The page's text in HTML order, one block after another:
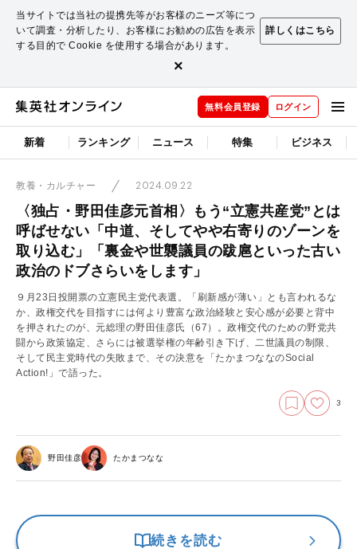
当サイトでは当社の提携先等がお客様のニーズ等につ
いて調査・分析したり、お客様にお勧めの広告を表示
する目的で Cookie を使用する場合があります。
詳しくはこちら
×
無料会員登録 ログイン
新着 ランキング ニュース 特集 ビジネス
教養・カルチャー 2024.09.22
〈独占・野田佳彦元首相〉もう“立憲共産党”とは
呼ばせない「中道、そしてやや右寄りのゾーンを
取り込む」「裏金や世襲議員の跋扈といった古い
政治のドブさらいをします」
９月23日投開票の立憲民主党代表選。「刷新感が薄い」とも言われるな
か、政権交代を目指すには何より豊富な政治経験と安心感が必要と背中
を押されたのが、元総理の野田佳彦氏（67）。政権交代のための野党共
闘から政策協定、さらには被選挙権の年齢引き下げ、二世議員の制限、
そして民主党時代の失敗まで、その決意を「たかまつななのSocial
Action!」で語った。
3
野田佳彦 たかまつなな
続きを読む